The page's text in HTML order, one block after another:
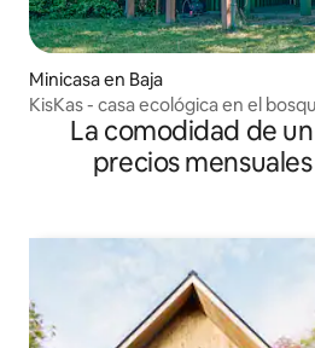
Minicasa en Baja
KisKas - casa ecológica en el
La comodidad de
precios